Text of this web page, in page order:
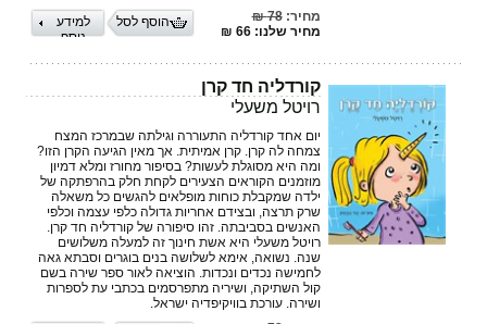
מחיר:78 ₪
מחיר שלנו: 66 ₪
למידע
נוסף
הוסף לסל
קורדליה חד קרן
רויטל משעלי
יום אחד קורדליה התעוררה וגילתה שבמרכז המצח
צמחה לה קרן. קרן אמיתית. אך מאין הגיעה הקרן הזו?
ומה היא מסוגלת לעשות? בסיפור מחורז ומלא דמיון
מוזמנים הקוראים הצעירים לקחת חלק בהרפתקה של
ילדה שמקבלת כוחות מופלאים להגשים כל משאלה
שרק תרצה, ובצידם אחריות גדולה כלפי עצמה וכלפי
האנשים בסביבתה. זהו סיפורה של קורדליה חד קרן.
רויטל משעלי היא אשת חינוך זה למעלה משלושים
שנה. נשואה, אימא לשלושה בנים בוגרים וסבתא גאה
לחמישה נכדים ונכדות. הוציאה לאור ספר שירה בשם
קול השתיקה, ושיריה מתפרסמים בכתבי עת לספרות
ושירה. עורכת בוויקיפדיה ישראל.